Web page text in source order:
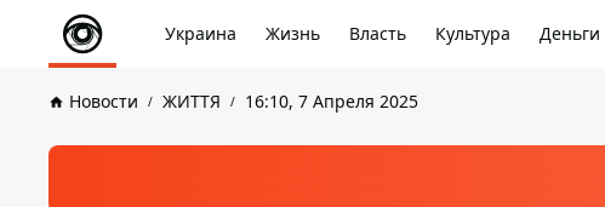
Украина Жизнь Власть Культура Деньги
Новости ЖИТТЯ 16:10, 7 Апреля 2025